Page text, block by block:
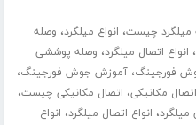
میلگرد چیست، انواع میلگرد، وصله
، انواع اتصال میلگرد، وصله پوششی
فورجینگ،آموزش جوش فورجینگ،
اتصال مکانیکی، اتصال مکانیکی چیست،
میلگرد، انواع اتصال میلگرد، انواع